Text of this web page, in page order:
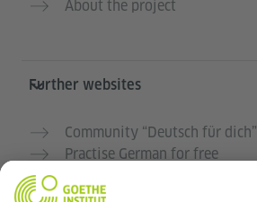
About the project
Further websites
Community “Deutsch für dich”
Practise German for free
Teacher portal “Deutschstunde”